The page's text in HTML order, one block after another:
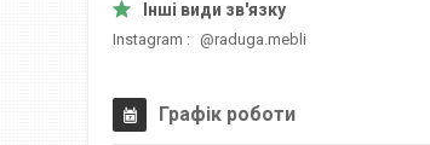
Instagram @raduga.mebli
Графік роботи